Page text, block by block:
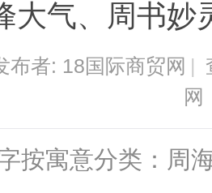
大气、周书妙
布者: 18国际商贸网 |
网
按寓意分类：周